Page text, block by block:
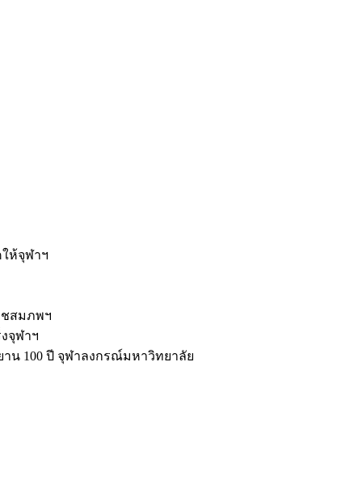
ห้จุฬาฯ
สมภพฯ
จุฬาฯ
าน 100 ปี จุฬาลงกรณ์มหาวิทยาลัย